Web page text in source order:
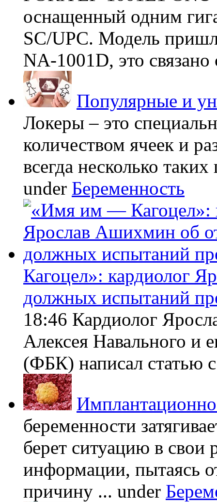
оснащенный одним
SC/UPC. Модель
NA-1001D, это связано
Популярные и
Локеры – это
количеством ячеек и
всегда несколько
under Беременность
Кагоцел»: кардиолог
должных испытаний
18:46 Кардиолог
Алексея Навального и
(ФБК) написал статью
беременности
берет ситуацию в свои
информации, пытаясь
причину ... under